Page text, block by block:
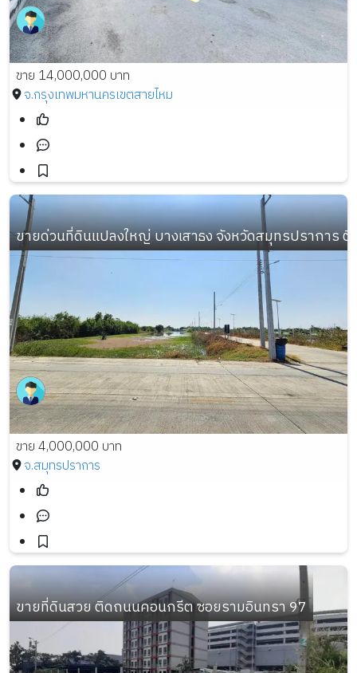
ขาย 14,000,000 บาท
จ.กรุงเทพมหานครเขตสายไหม
ขายด่วนที่ดินแปลงใหญ่ บางเสาธง จังหวัดสมุทรปราการ
ขาย 4,000,000 บาท
จ.สมุทรปราการ
ขายที่ดินสวย ติดถนนคอนกรีต ซอยรามอินทรา 97